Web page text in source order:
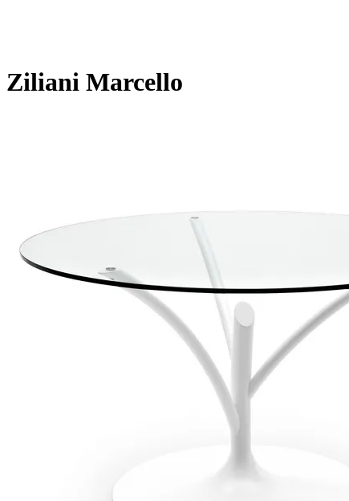
Ziliani Marcello